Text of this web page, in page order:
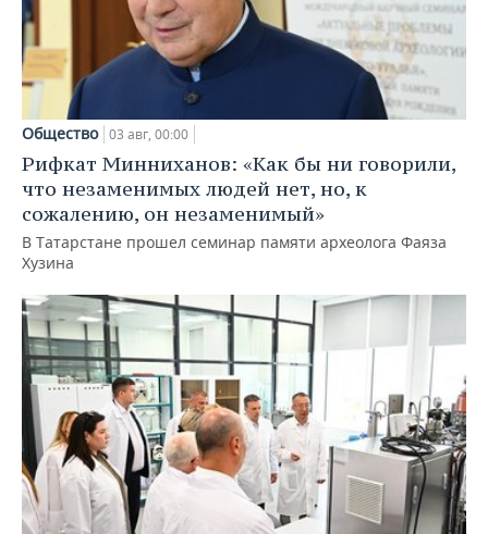
Общество 03 авг, 00:00
Рифкат Минниханов: «Как бы ни говорили,
что незаменимых людей нет, но, к
сожалению, он незаменимый»
В Татарстане прошел семинар памяти археолога Фаяза
Хузина